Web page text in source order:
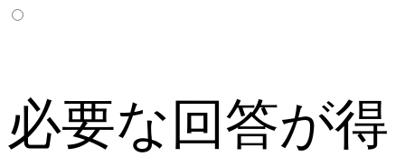
必要な回答が得